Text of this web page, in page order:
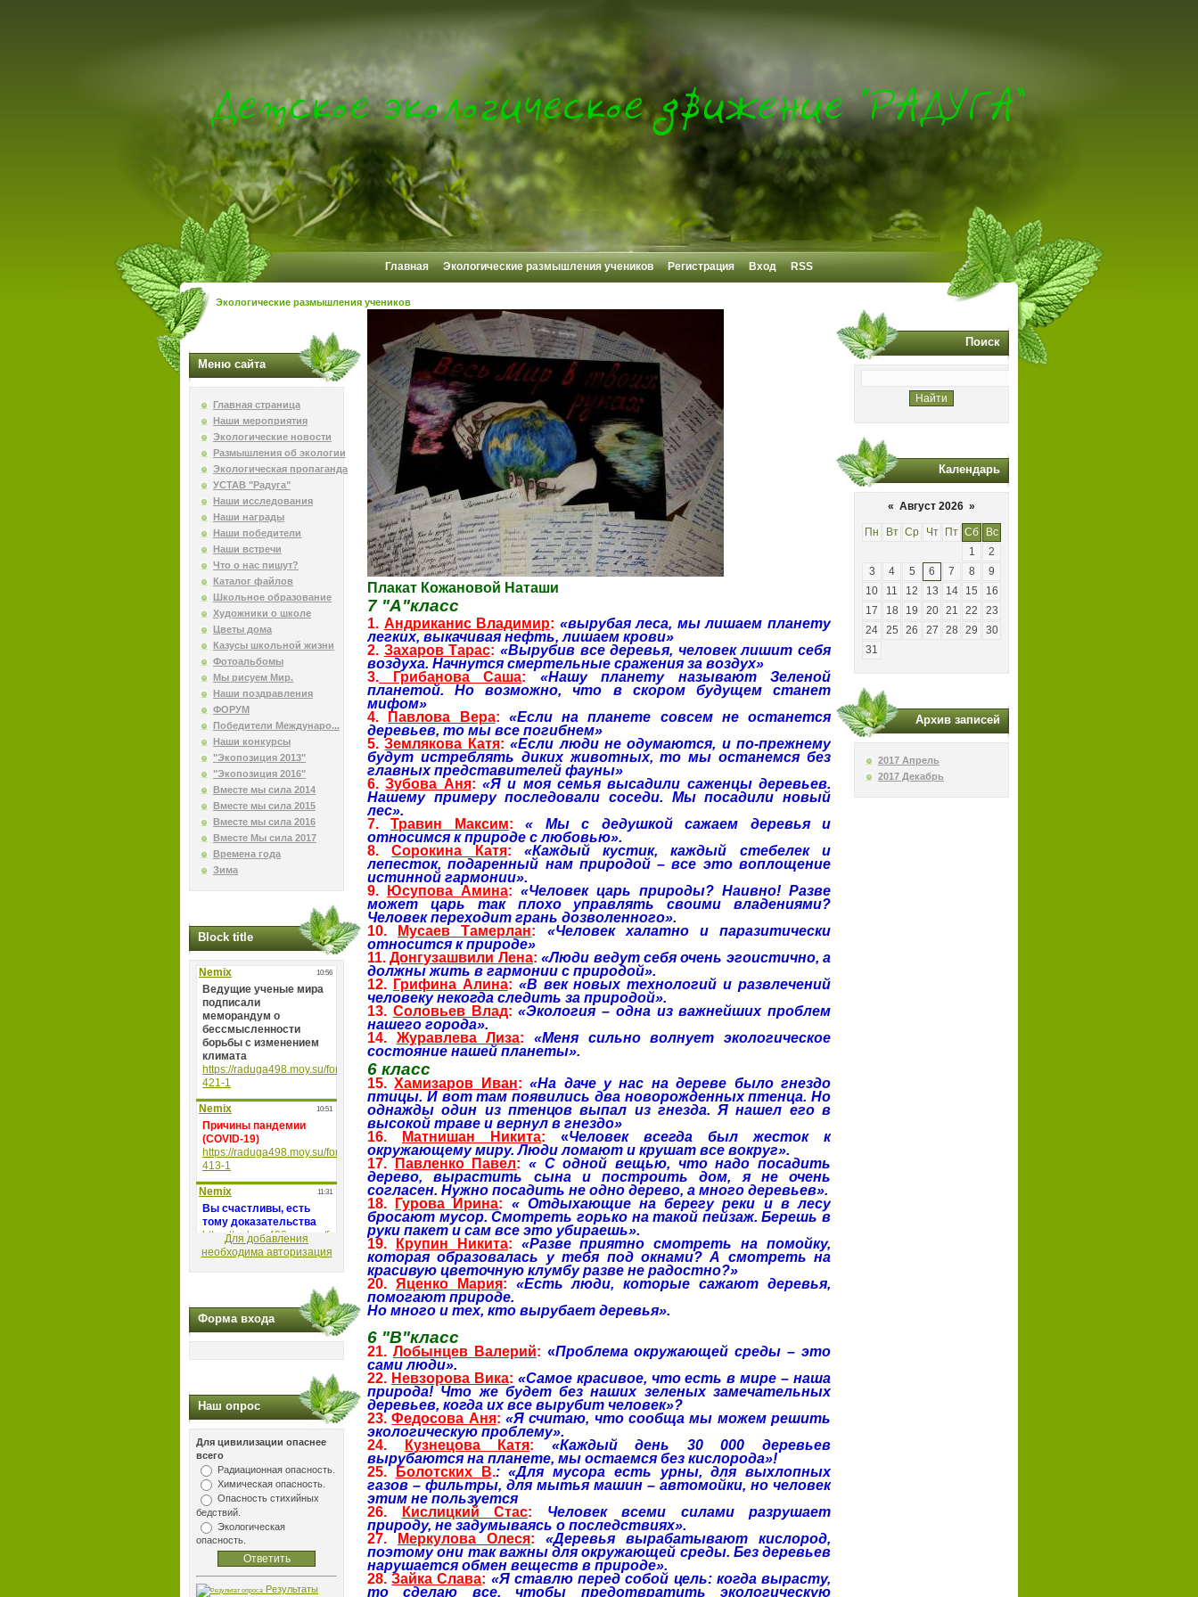
Главная Экологические размышления учеников Регистрация Вход RSS
Экологические размышления учеников
Меню сайта
Главная страница
Наши мероприятия
Экологические новости
Размышления об экологии
Экологическая пропаганда
УСТАВ "Радуга"
Наши исследования
Наши награды
Наши победители
Наши встречи
Что о нас пишут?
Каталог файлов
Школьное образование
Художники о школе
Цветы дома
Казусы школьной жизни
Фотоальбомы
Мы рисуем Мир.
Наши поздравления
ФОРУМ
Победители Междунаро...
Наши конкурсы
"Экопозиция 2013"
"Экопозиция 2016"
Вместе мы сила 2014
Вместе мы сила 2015
Вместе мы сила 2016
Вместе Мы сила 2017
Времена года
Зима
Block title
Для добавления
необходима авторизация
Форма входа
Наш опрос
Для цивилизации опаснее
всего
Радиационная опасность.
Химическая опасность.
Опасность стихийных
бедствий.
Экологическая
опасность.
Результаты
Плакат Кожановой Наташи
7 "А"класс
1. Андриканис Владимир: «вырубая леса, мы лишаем планету
легких, выкачивая нефть, лишаем крови»
2. Захаров Тарас: «Вырубив все деревья, человек лишит себя
воздуха. Начнутся смертельные сражения за воздух»
3. Грибанова Саша:
«Нашу планету называют Зеленой
планетой. Но возможно, что в скором будущем станет
мифом»
4.
Павлова Вера: «Если на планете совсем не останется
деревьев, то мы все погибнем»
5.Землякова Катя: «Если люди не одумаются, и по-прежнему
будут истреблять диких животных, то мы останемся без
главных представителей фауны»
6.Зубова Аня: «Я и моя семья высадили саженцы деревьев.
Нашему примеру последовали соседи. Мы посадили новый
лес».
7.Травин Максим:
« Мы с дедушкой сажаем деревья и
относимся к природе с любовью».
8.Сорокина Катя:
«Каждый кустик, каждый стебелек и
лепесток, подаренный нам природой – все это воплощение
истинной гармонии».
9.
Юсупова Амина: «Человек царь природы? Наивно! Разве
может царь так плохо управлять своими владениями?
Человек переходит грань дозволенного».
10.
Мусаев Тамерлан:
«Человек халатно и паразитически
относится к природе»
11.Донгузашвили Лена: «Люди ведут себя очень эгоистично, а
должны жить в гармонии с природой».
12. Грифина Алина: «В век новых технологий и развлечений
человеку некогда следить за природой».
13. Соловьев Влад: «Экология – одна из важнейших проблем
нашего города».
14. Журавлева Лиза:«Меня сильно волнует экологическое
состояние нашей планеты».
6 класс
15.Хамизаров Иван: «На даче у нас на дереве было гнездо
птицы. И вот там появились два новорожденных птенца. Но
однажды один из птенцов выпал из гнезда. Я нашел его в
высокой траве и вернул в гнездо»
16.
Матнишан Никита: «Человек всегда был жесток к
окружающему миру. Люди ломают и крушат все вокруг».
17. Павленко Павел:« С одной вещью, что надо посадить
дерево, вырастить сына и построить дом, я не очень
согласен. Нужно посадить не одно дерево, а много деревьев».
18.
Гурова Ирина: « Отдыхающие на берегу реки и в лесу
бросают мусор. Смотреть горько на такой пейзаж. Берешь в
руки пакет и сам все это убираешь».
19.
Крупин Никита: «Разве приятно смотреть на помойку,
которая образовалась у тебя под окнами? А смотреть на
красивую цветочную клумбу разве не радостно?»
20. Яценко Мария: «Есть люди, которые сажают деревья,
помогают природе.
Но много и тех, кто вырубает деревья».
6 "В"класс
21. Лобынцев Валерий: «Проблема окружающей среды – это
сами люди».
22. Невзорова Вика: «Самое красивое, что есть в мире – наша
природа! Что же будет без наших зеленых замечательных
деревьев, когда их все вырубит человек»?
23.Федосова Аня: «Я считаю, что сообща мы можем решить
экологическую проблему».
24.
Кузнецова Катя:
«Каждый день 30 000 деревьев
вырубаются на планете, мы остаемся без кислорода»!
25.
Болотских В.: «Для мусора есть урны, для выхлопных
газов – фильтры, для мытья машин – автомойки, но человек
этим не пользуется
26.
Кислицкий Стас: Человек всеми силами разрушает
природу, не задумываясь о последствиях».
27.
Меркулова Олеся:
«Деревья вырабатывают кислород,
поэтому они так важны для окружающей среды. Без деревьев
нарушается обмен веществ в природе».
28.Зайка Слава: «Я ставлю перед собой цель: когда вырасту,
то сделаю все, чтобы предотвратить экологическую
Поиск
Календарь
« Август 2026 »
Пн Вт Ср Чт Пт Сб
Вс
1
2
3
4 5 6 7 8
9
10
11 12 13 14 15
16
17
18 19 20 21 22
23
24
25 26 27 28 29
30
31
Архив записей
2017 Апрель
2017 Декабрь